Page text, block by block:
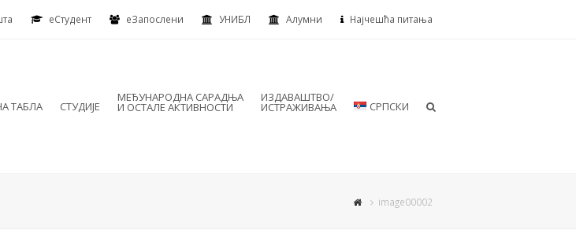
eСтудент еЗапослени УНИБЛ Алумни Најчешћа питања
ТАБЛА СТУДИЈЕ
МЕЂУНАРОДНА САРАДЊА
И ОСТАЛЕ АКТИВНОСТИ
ИЗДАВАШТВО/
ИСТРАЖИВАЊА СРПСКИ
image00002